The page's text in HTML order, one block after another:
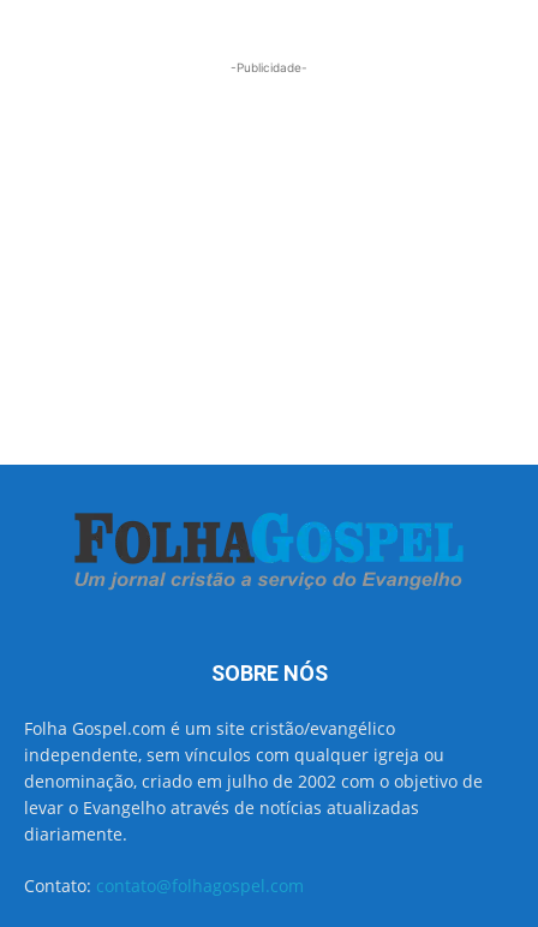
-Publicidade-
SOBRE NÓS
Folha Gospel.com é um site cristão/evangélico
independente, sem vínculos com qualquer igreja ou
denominação, criado em julho de 2002 com o objetivo de
levar o Evangelho através de notícias atualizadas
diariamente.
Contato: contato@folhagospel.com